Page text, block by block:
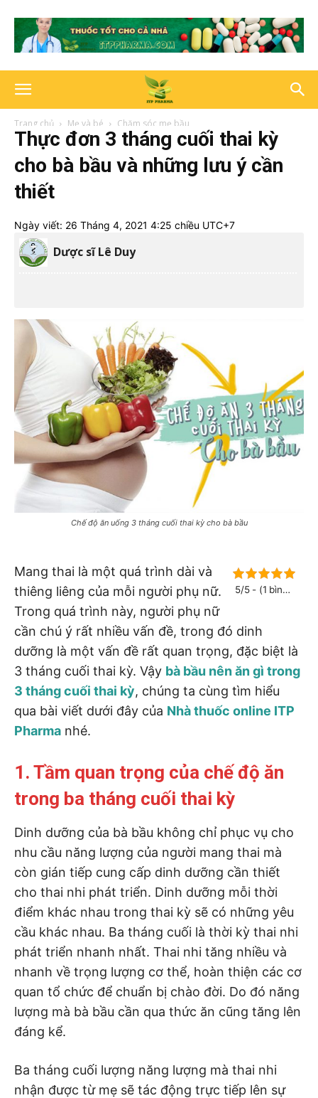
Trang chủ Mẹ và bé Chăm sóc mẹ bầu
Thực đơn 3 tháng cuối thai kỳ
cho bà bầu và những lưu ý cần
thiết
Ngày viết: 26 Tháng 4, 2021 4:25 chiều UTC+7
Dược sĩ Lê Duy
Chế độ ăn uống 3 tháng cuối thai kỳ cho bà bầu
5/5 - (1 bình
Mang thai là một quá trình dài và
thiêng liêng của mỗi người phụ nữ.
Trong quá trình này, người phụ nữ
cần chú ý rất nhiều vấn đề, trong đó dinh
dưỡng là một vấn đề rất quan trọng, đặc biệt là
3 tháng cuối thai kỳ. Vậy bà bầu nên ăn gì trong
3 tháng cuối thai kỳ, chúng ta cùng tìm hiểu
qua bài viết dưới đây của Nhà thuốc online ITP
Pharma nhé.
1. Tầm quan trọng của chế độ ăn
trong ba tháng cuối thai kỳ
Dinh dưỡng của bà bầu không chỉ phục vụ cho
nhu cầu năng lượng của người mang thai mà
còn gián tiếp cung cấp dinh dưỡng cần thiết
cho thai nhi phát triển. Dinh dưỡng mỗi thời
điểm khác nhau trong thai kỳ sẽ có những yêu
cầu khác nhau. Ba tháng cuối là thời kỳ thai nhi
phát triển nhanh nhất. Thai nhi tăng nhiều và
nhanh về trọng lượng cơ thể, hoàn thiện các cơ
quan tổ chức để chuẩn bị chào đời. Do đó năng
lượng mà bà bầu cần qua thức ăn cũng tăng lên
đáng kể.
Ba tháng cuối lượng năng lượng mà thai nhi
nhận được từ mẹ sẽ tác động trực tiếp lên sự